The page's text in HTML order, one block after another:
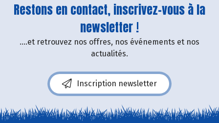
Restons en contact, inscrivez-vous à la
newsletter !
....et retrouvez nos offres, nos événements et nos
actualités.
Inscription newsletter